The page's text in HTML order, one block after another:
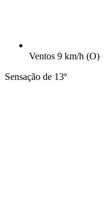
Ventos 9 km/h (O)
Sensação de 13º